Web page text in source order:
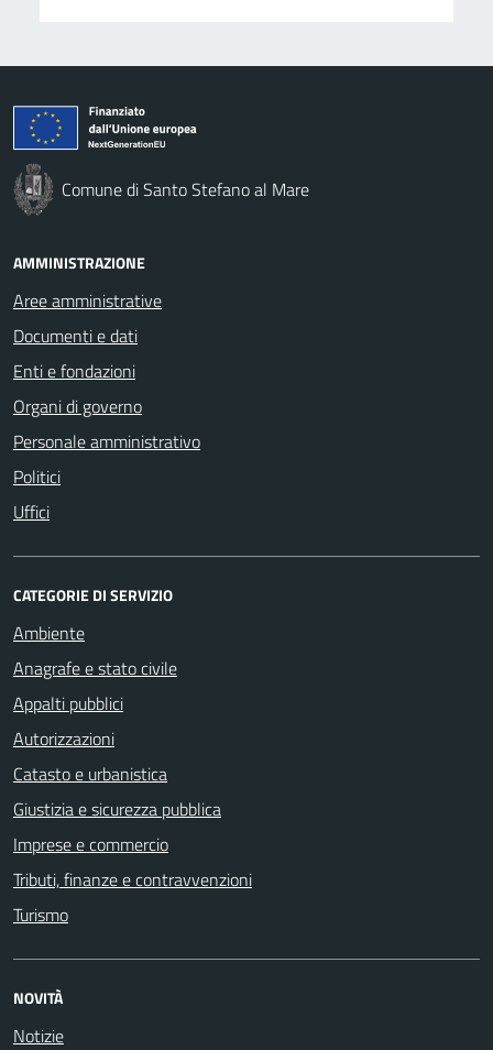
Comune di Santo Stefano al Mare
AMMINISTRAZIONE
Aree amministrative
Documenti e dati
Enti e fondazioni
Organi di governo
Personale amministrativo
Politici
Uffici
CATEGORIE DI SERVIZIO
Ambiente
Anagrafe e stato civile
Appalti pubblici
Autorizzazioni
Catasto e urbanistica
Giustizia e sicurezza pubblica
Imprese e commercio
Tributi, finanze e contravvenzioni
Turismo
NOVITÀ
Notizie